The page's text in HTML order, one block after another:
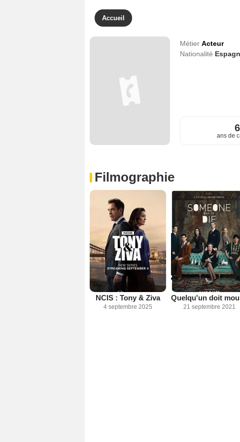
Accueil
Métier Acteur
Nationalité
6
ans de
Filmographie
NCIS : Tony & Ziva
4 septembre 2025
Quelqu'un doit
21 septembre 2021